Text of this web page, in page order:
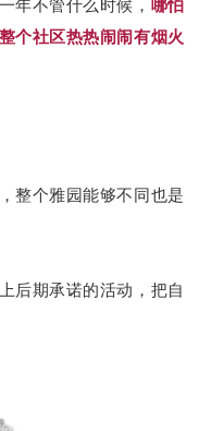
年不管什么时候， 哪怕
个社区热热闹闹有烟火
整个雅园能够不同也是
后期承诺的活动，把自